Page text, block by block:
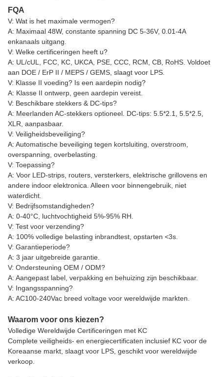
FQA
V: Wat is het maximale vermogen?
A: Maximaal 48W, constante spanning DC 5-36V, 0.01-4A
enkanaals uitgang.
V: Welke certificeringen heeft u?
A: UL/cUL, FCC, KC, UKCA, PSE, CCC, RCM, CB, RoHS. Voldoet
aan DOE / ErP II / MEPS / GEMS, slaagt voor LPS.
V: Klasse II voeding? Is een aardepin nodig?
A: Klasse II ontwerp, geen aardepin vereist.
V: Beschikbare stekkers & DC-tips?
A: Meerlanden AC-stekkers optioneel. DC-tips: 5.5*2.1, 5.5*2.5,
XLR, aanpasbaar.
V: Veiligheidsbeveiliging?
A: Automatische beveiliging tegen kortsluiting, overstroom,
overspanning, overbelasting.
V: Toepassing?
A: Voor LED-strips, routers, versterkers, elektrische grillovens en
andere indoor elektronica. Alleen voor binnengebruik, niet
waterdicht.
V: Bedrijfsomstandigheden?
A: 0-40°C, luchtvochtigheid 5%-95% RH.
V: Test voor verzending?
A: 100% volledige belasting inbrandtest, opstarten <3s.
V: Garantieperiode?
A: 3 jaar uitgebreide garantie.
V: Ondersteuning OEM / ODM?
A: Aangepast label, verpakking en behuizing zijn beschikbaar.
V: Ingangsspanning?
A: AC100-240Vac breed voltage voor wereldwijde markten.
Waarom voor ons kiezen?
Volledige Wereldwijde Certificeringen met KC
Complete veiligheids- en energiecertificaten inclusief KC voor de
Koreaanse markt, slaagt voor LPS, geschikt voor wereldwijde
verkoop.